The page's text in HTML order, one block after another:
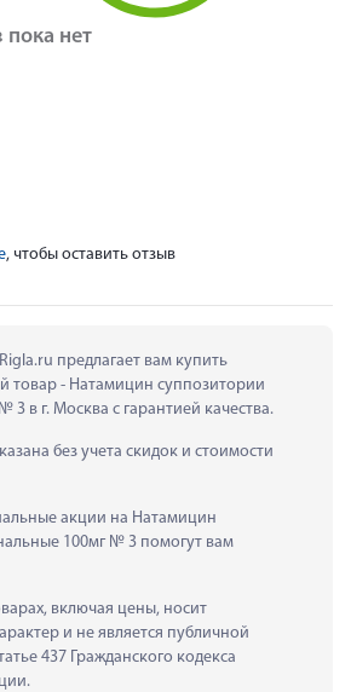
нет
, чтобы оставить отзыв
предлагает вам купить
товар - Натамицин суппозитории
3 в г. Москва с гарантией качества.
без учета скидок и стоимости
акции на Натамицин
100мг № 3 помогут вам
включая цены, носит
и не является публичной
437 Гражданского кодекса